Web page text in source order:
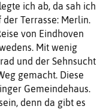
ich ab, da sah ich
Terrasse: Merlin.
von Eindhoven
Mit wenig
und der Sehnsucht
gemacht. Diese
Gemeindehaus.
denn da gibt es